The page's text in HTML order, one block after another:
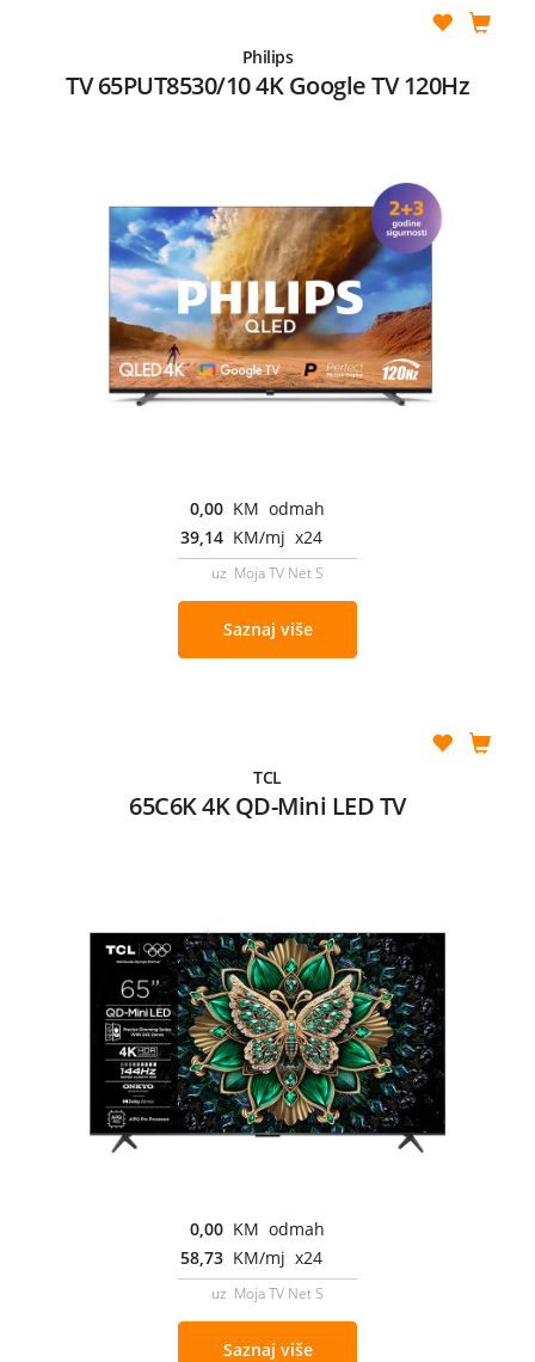
Philips
TV 65PUT8530/10 4K Google TV 120Hz
0,00 KM odmah
39,14 KM/mj x24
uz Moja TV Net S
Saznaj više
TCL
65C6K 4K QD-Mini LED TV
0,00 KM odmah
58,73 KM/mj x24
uz Moja TV Net S
Saznaj više